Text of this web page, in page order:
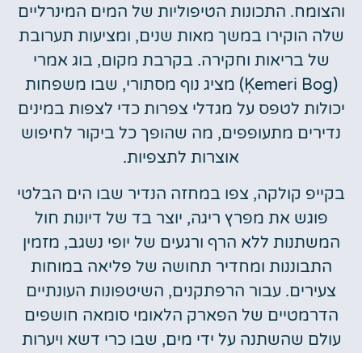
והצומח. התכונות הטיפוליות של המים המינרליים
שלה הוקירו במשך מאות שנים, ומציעות תערובת
של בריאות וחקירה. בקרבת מקום, בוג אמרי
(Ķemeri Bog) מציג נוף מסתורי, שבו משפחות
יכולות לטפס על מגדלי צפרות כדי לצפות במינים
נדירים מתעופפים, מה שהופך כל ביקור לחיפוש
אוצרות לתצפיות.
בקייפ קולקה, צפו במחזה הנדיר שבו הים הבלטי
פוגש את מפרץ ריגה, יוצר בד של דיונות חול
המשתנות ללא הרף ורגעים של יופי נשגב, מזמין
התבוננות ומחדיר תחושה של פליאה במוחות
צעירים. עבור הרפתקנים, השיטפונות העונתיים
הדרמטיים של הפארק הלאומי סומאה חושפים
עולם שהשתנה על ידי מים, שבו כרי דשא ויערות